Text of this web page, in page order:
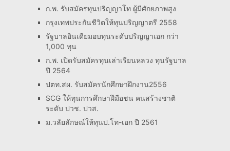
ก.พ. รับสมัครทุนปริญญาโท ผู้มีศักยภาพสูง
กรุงเทพประกันชีวิตให้ทุนปริญญาตรี 2558
รัฐบาลอินเดียมอบทุนระดับปริญญาเอก กว่า
1,000 ทุน
ก.พ. เปิดรับสมัครทุนเล่าเรียนหลวง ทุนรัฐบาล
ปี 2564
ปตท.สผ. รับสมัครนักศึกษาฝึกงาน2556
SCG ให้ทุนการศึกษาฝึมือชน คนสร้างชาติ
ระดับ ปวช. ปวส.
ม.วลัยลักษณ์ให้ทุนป.โท-เอก ปี 2561